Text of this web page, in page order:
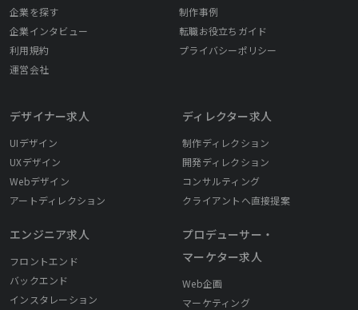
企業を探す
制作事例
企業インタビュー
転職お役立ちガイド
利用規約
プライバシーポリシー
運営会社
デザイナー求人
UIデザイン
UXデザイン
Webデザイン
アートディレクション
エンジニア求人
フロントエンド
バックエンド
インスタレーション
ディレクター求人
制作ディレクション
開発ディレクション
コンサルティング
クライアントへ直接提案
プロデューサー・
マーケター求人
Web企画
マーケティング